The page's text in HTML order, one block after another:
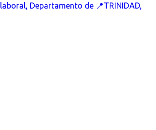
Departamento de 📍TRINIDAD,